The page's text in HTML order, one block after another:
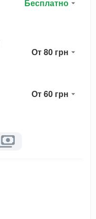
Бесплатно
От 80 грн
От 60 грн